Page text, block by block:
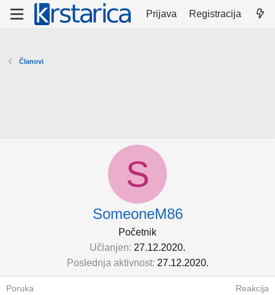
Prijava Registracija
Članovi
S
SomeoneM86
Početnik
Učlanjen 27.12.2020.
Poslednja aktivnost 27.12.2020.
Poruka Reakcija